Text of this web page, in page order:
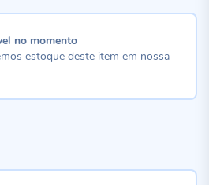
no momento
estoque deste item em nossa